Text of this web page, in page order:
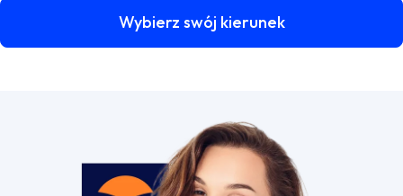
Wybierz swój kierunek